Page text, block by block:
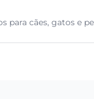
para cães, gatos e